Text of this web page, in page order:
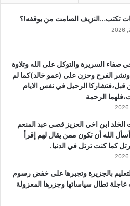
تكتب…النزيف الصامت من يوقفه!؟
صفاء السريرة والتوكل على الله وتلاوة
ونشر الفرح وحزن على (عمو خالد)كما لم
الرحيل في نفس الايام
الرحمة
الخلد ابن اخي العزيز قصي عبد المنعم
الله أن تكون ممن يقال لهم إقرأ
كما كنت ترتل في الدنيا.
بالجزيرة وتجبرها على خفض رسوم
تطال سياساتها وجزرها المعزولة